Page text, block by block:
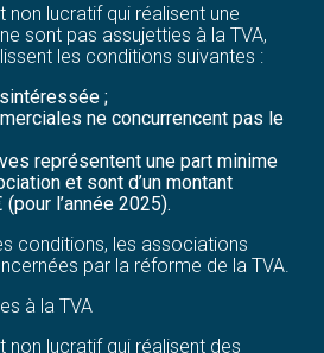
lucratif qui réalisent une
sont pas assujetties à la TVA,
les conditions suivantes :
;
ne concurrencent pas le
représentent une part minime
et sont d’un montant
l’année 2025).
conditions, les associations
par la réforme de la TVA.
à la TVA
non lucratif qui réalisent des